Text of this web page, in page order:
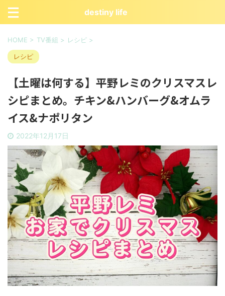
destiny life
HOME > TV番組 > レシピ >
レシピ
【土曜は何する】平野レミのクリスマスレ
シピまとめ。チキン&ハンバーグ&オムラ
イス&ナポリタン
2022年12月17日